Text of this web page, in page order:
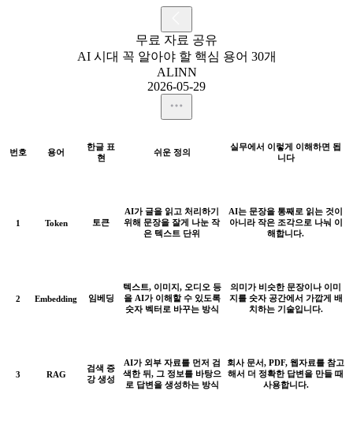
무료 자료 공유
AI 시대 꼭 알아야 할 핵심 용어 30개
ALINN
2026-05-29
번호 용어
한글 표
현
쉬운 정의
실무에서 이렇게 이해하면 됩
니다
1 Token 토큰
AI가 글을 읽고 처리하기
위해 문장을 잘게 나눈 작
은 텍스트 단위
AI는 문장을 통째로 읽는 것이
아니라 작은 조각으로 나눠 이
해합니다.
2 Embedding 임베딩
텍스트, 이미지, 오디오 등
을 AI가 이해할 수 있도록
숫자 벡터로 바꾸는 방식
의미가 비슷한 문장이나 이미
지를 숫자 공간에서 가깝게 배
치하는 기술입니다.
3 RAG
검색 증
강 생성
AI가 외부 자료를 먼저 검
색한 뒤, 그 정보를 바탕으
로 답변을 생성하는 방식
회사 문서, PDF, 웹자료를 참고
해서 더 정확한 답변을 만들 때
사용합니다.